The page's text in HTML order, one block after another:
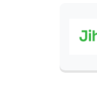
nepotřebují žádné
jiné cennosti, za tyto věci
před ranním